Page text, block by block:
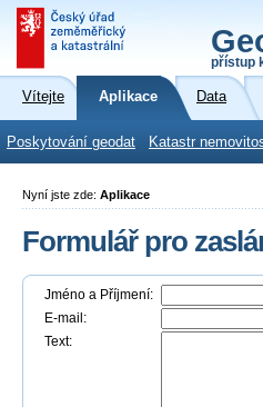
přístup
Vítejte Aplikace Data
Poskytování geodat Katastr
Nyní jste zde: Aplikace
Formulář pro
Jméno a Příjmení:
E-mail:
Text: